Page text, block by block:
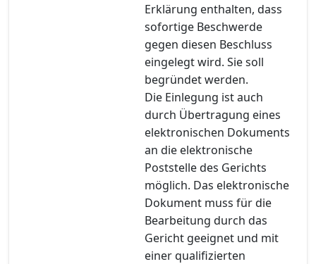
Erklärung enthalten, dass
sofortige Beschwerde
gegen diesen Beschluss
eingelegt wird. Sie soll
begründet werden.
Die Einlegung ist auch
durch Übertragung eines
elektronischen Dokuments
an die elektronische
Poststelle des Gerichts
möglich. Das elektronische
Dokument muss für die
Bearbeitung durch das
Gericht geeignet und mit
einer qualifizierten